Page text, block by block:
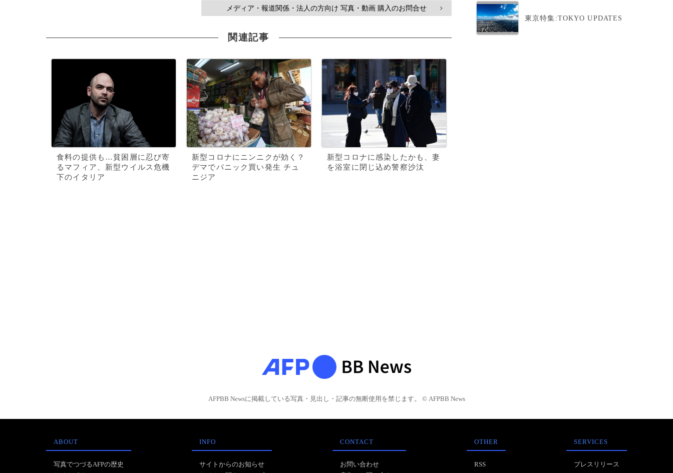
メディア・報道関係・法人の方向け 写真・動画 購入のお問合せ >
関連記事
食料の提供も…貧困層に忍び寄
るマフィア、新型ウイルス危機
下のイタリア
新型コロナにニンニクが効く？
デマでパニック買い発生 チュ
ニジア
新型コロナに感染したかも、妻
を浴室に閉じ込め警察沙汰
東京特集:TOKYO UPDATES
AFPBB Newsに掲載している写真・見出し・記事の無断使用を禁じます。 © AFPBB News
ABOUT
写真でつづるAFPの歴史
INFO
サイトからのお知らせ
CONTACT
お問い合わせ
OTHER
RSS
SERVICES
プレスリリース